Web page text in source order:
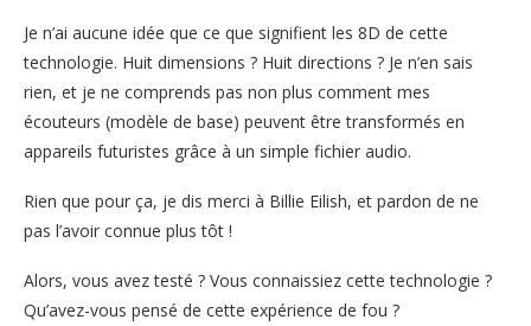
Je n’ai aucune idée que ce que signifient les 8D de cette
technologie. Huit dimensions ? Huit directions ? Je n’en sais
rien, et je ne comprends pas non plus comment mes
écouteurs (modèle de base) peuvent être transformés en
appareils futuristes grâce à un simple fichier audio.
Rien que pour ça, je dis merci à Billie Eilish, et pardon de ne
pas l’avoir connue plus tôt !
Alors, vous avez testé ? Vous connaissiez cette technologie ?
Qu’avez-vous pensé de cette expérience de fou ?